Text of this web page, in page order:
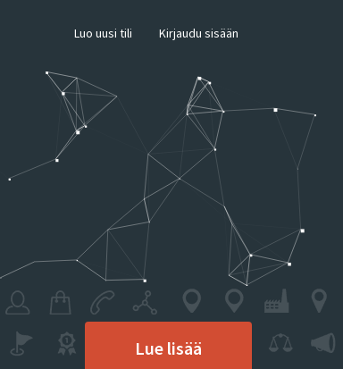
Luo uusi tili Kirjaudu sisään
Lue lisää